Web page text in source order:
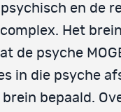
en de
Het
de psyche
in die psyche
bepaald.